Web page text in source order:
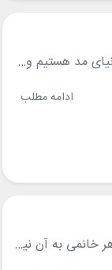
همه ساله شاهد ارایه رنگ‌های جدید در دنیای مد هستیم و همانگونه که می دانید رنگ سال 2017 یعنی سال میلادی جدید سبز است. و لذا بسیاری از برندها پوشاک خود را باید این رنگ وارد بازار کرده اند. در این مقاله به شما آموزش می‌دهیم که چگونه پالتو زنانه سبز بپوشید. ۱- ست کردن پالتو زنانه...
ادامه مطلب
مهم ترین لباس زنانه‌ای که در فصل سرما هر خانمی به آن نیاز خواهد داشت، پالتو است. هر ساله پالتوهای زنانه با طرح‌ها و رنگ‌های مختلفی معرفی می‌شود. اگر به دنبال این هستید که جدیدترین مدل‌های پالتوی زمستانی زنانه را تهیه کنید و با مدل‌هایی که در بازارهای جهانی معرفی می‌شود آشنا شوید. این مقاله را...